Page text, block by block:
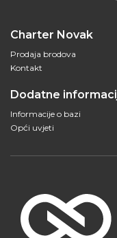
Charter Novak
Prodaja brodova
Kontakt
Dodatne
Informacije o bazi
Opći uvjeti